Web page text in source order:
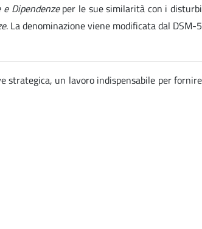
Dipendenzeper le sue similarità con i disturbi
. La denominazione viene modificata dal DSM-5
strategica, un lavoro indispensabile per fornire